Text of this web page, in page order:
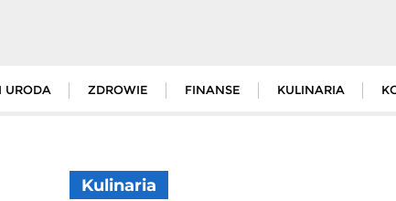
URODA ZDROWIE FINANSE KULINARIA
Kulinaria